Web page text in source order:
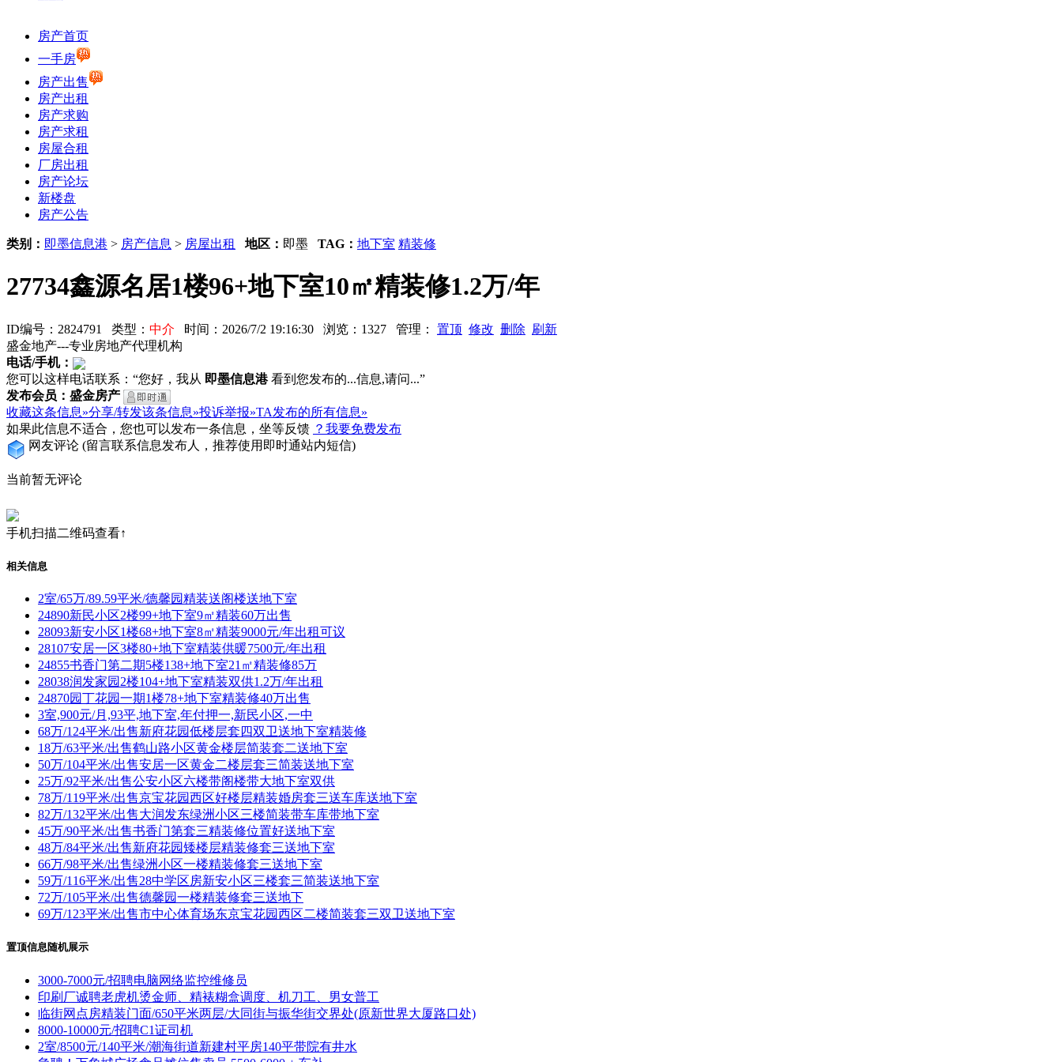
房产首页
一手房
房产出售
房产出租
房产求购
房产求租
房屋合租
厂房出租
房产论坛
新楼盘
房产公告
类别： 即墨信息港 > 房产信息 > 房屋出租 地区： 即墨 TAG： 地下室 精装修
27734鑫源名居1楼96+地下室10㎡精装修1.2万/年
ID编号：2824791 类型： 中介 时间：2026/7/2 19:16:30 浏览：1327 管理： 置顶 修改 删除 刷新
盛金地产---专业房地产代理机构
电话/手机：
您可以这样电话联系：“您好，我从 即墨信息港看到您发布的...信息,请问...”
发布会员：盛金房产
收藏这条信息»分享/转发该条信息»投诉举报»TA发布的所有信息»
如果此信息不适合，您也可以发布一条信息，坐等反馈 ？我要免费发布
网友评论 (留言联系信息发布人，推荐使用即时通站内短信)
当前暂无评论
手机扫描二维码查看↑
相关信息
2室/65万/89.59平米/德馨园精装送阁楼送地下室
24890新民小区2楼99+地下室9㎡精装60万出售
28093新安小区1楼68+地下室8㎡精装9000元/年出租可议
28107安居一区3楼80+地下室精装供暖7500元/年出租
24855书香门第二期5楼138+地下室21㎡精装修85万
28038润发家园2楼104+地下室精装双供1.2万/年出租
24870园丁花园一期1楼78+地下室精装修40万出售
3室,900元/月,93平,地下室,年付押一,新民小区,一中
68万/124平米/出售新府花园低楼层套四双卫送地下室精装修
18万/63平米/出售鹤山路小区黄金楼层简装套二送地下室
50万/104平米/出售安居一区黄金二楼层套三简装送地下室
25万/92平米/出售公安小区六楼带阁楼带大地下室双供
78万/119平米/出售京宝花园西区好楼层精装婚房套三送车库送地下室
82万/132平米/出售大润发东绿洲小区三楼简装带车库带地下室
45万/90平米/出售书香门第套三精装修位置好送地下室
48万/84平米/出售新府花园矮楼层精装修套三送地下室
66万/98平米/出售绿洲小区一楼精装修套三送地下室
59万/116平米/出售28中学区房新安小区三楼套三简装送地下室
72万/105平米/出售德馨园一楼精装修套三送地下
69万/123平米/出售市中心体育场东京宝花园西区二楼简装套三双卫送地下室
置顶信息随机展示
3000-7000元/招聘电脑网络监控维修员
印刷厂诚聘老虎机烫金师、精裱糊盒调度、机刀工、男女普工
临街网点房精装门面/650平米两层/大同街与振华街交界处(原新世界大厦路口处)
8000-10000元/招聘C1证司机
2室/8500元/140平米/潮海街道新建村平房140平带院有井水